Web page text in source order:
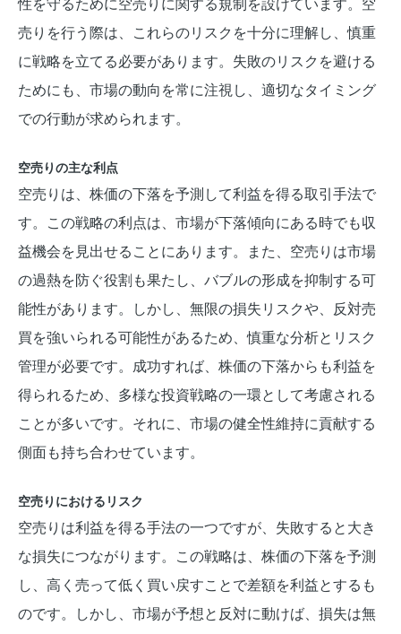
性を守るために空売りに関する規制を設けています。空
売りを行う際は、これらのリスクを十分に理解し、慎重
に戦略を立てる必要があります。失敗のリスクを避ける
ためにも、市場の動向を常に注視し、適切なタイミング
での行動が求められます。
空売りの主な利点
空売りは、株価の下落を予測して利益を得る取引手法で
す。この戦略の利点は、市場が下落傾向にある時でも収
益機会を見出せることにあります。また、空売りは市場
の過熱を防ぐ役割も果たし、バブルの形成を抑制する可
能性があります。しかし、無限の損失リスクや、反対売
買を強いられる可能性があるため、慎重な分析とリスク
管理が必要です。成功すれば、株価の下落からも利益を
得られるため、多様な投資戦略の一環として考慮される
ことが多いです。それに、市場の健全性維持に貢献する
側面も持ち合わせています。
空売りにおけるリスク
空売りは利益を得る手法の一つですが、失敗すると大き
な損失につながります。この戦略は、株価の下落を予測
し、高く売って低く買い戻すことで差額を利益とするも
のです。しかし、市場が予想と反対に動けば、損失は無